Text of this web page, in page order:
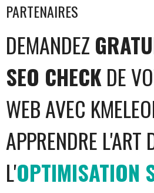
PARTENAIRES
DEMANDEZ
SEO CHECK DE
WEB AVEC
APPRENDRE L'ART
L'OPTIMISATION